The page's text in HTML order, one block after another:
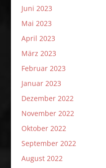
Juni 2023
Mai 2023
April 2023
März 2023
Februar 2023
Januar 2023
Dezember 2022
November 2022
Oktober 2022
September 2022
August 2022